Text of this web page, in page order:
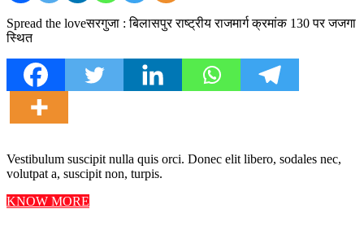
Spread the loveसरगुजा : बिलासपुर राष्ट्रीय राजमार्ग क्रमांक 130 पर जजगा
स्थित
Vestibulum suscipit nulla quis orci. Donec elit libero, sodales nec,
volutpat a, suscipit non, turpis.
KNOW MORE